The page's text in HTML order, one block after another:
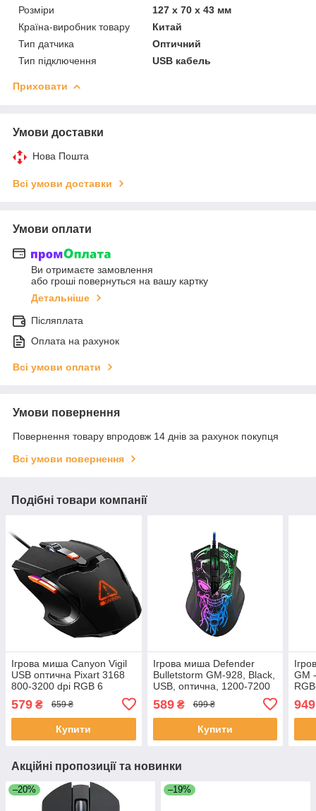
Розміри
127 х 70 х 43 мм
Країна-виробник товару
Китай
Тип датчика
Оптичний
Тип підключення
USB кабель
Приховати
Умови доставки
Нова Пошта
Всі умови доставки
Умови оплати
Ви отримаєте замовлення
або гроші повернуться на вашу картку
Детальніше
Післяплата
Оплата на рахунок
Всі умови оплати
Умови повернення
Повернення товару впродовж 14 днів за рахунок покупця
Всі умови повернення
Подібні товари компанії
Ігрова миша Canyon Vigil
USB оптична Pixart 3168
800-3200 dpi RGB 6
Black/Orange
579 ₴ 659 ₴
Купити
Ігрова миша Defender
Bulletstorm GM-928, Black,
USB, оптична, 1200-7200
підсвічування, 6 кнопки,
1.5 м
589₴ 699 ₴
Купити
GM
949
Акційні пропозиції та новинки
–20% –19%